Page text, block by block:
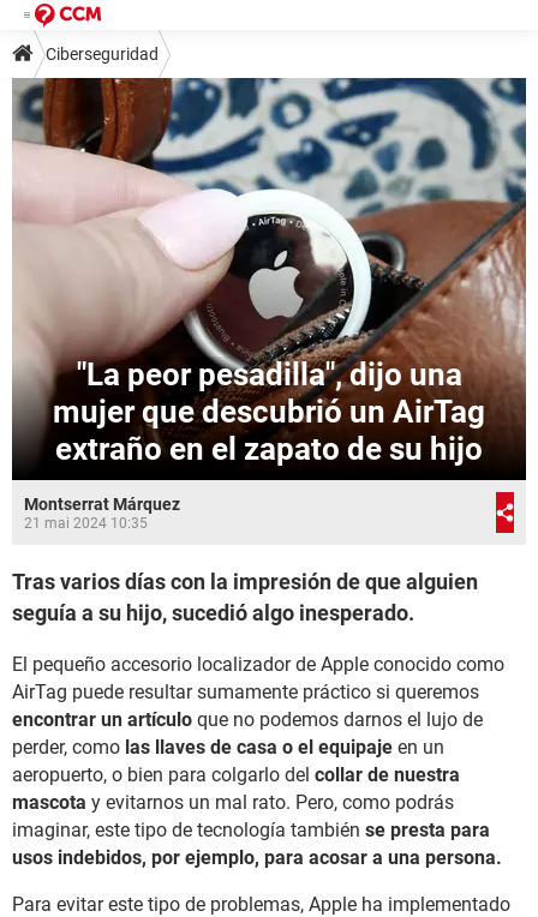
Ciberseguridad
"La peor pesadilla", dijo una
mujer que descubrió un AirTag
extraño en el zapato de su hijo
Montserrat Márquez
21 mai 2024 10:35
Tras varios días con la impresión de que alguien
seguía a su hijo, sucedió algo inesperado.
El pequeño accesorio localizador de Apple conocido como
AirTag puede resultar sumamente práctico si queremos
encontrar un artículo que no podemos darnos el lujo de
perder, como las llaves de casa o el equipaje en un
aeropuerto, o bien para colgarlo del collar de nuestra
mascota y evitarnos un mal rato. Pero, como podrás
imaginar, este tipo de tecnología también se presta para
usos indebidos, por ejemplo, para acosar a una persona.
Para evitar este tipo de problemas, Apple ha implementado